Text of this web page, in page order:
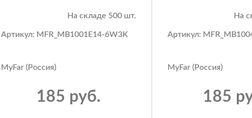
На складе 500 шт.
Артикул: MFR_MB1001E14-6W3K
MyFar (Россия)
185 руб.
На
Артикул:
MyFar (Россия)
185